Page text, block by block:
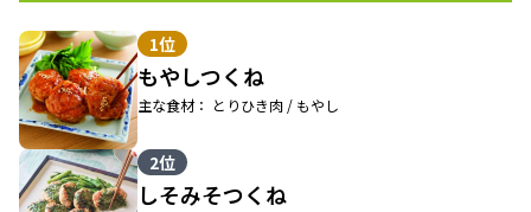
1位
もやしつくね
主な食材： とりひき肉 / もやし
2位
しそみそつくね